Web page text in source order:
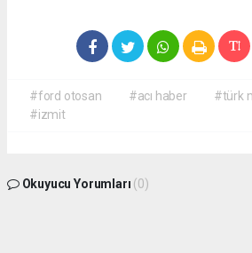
#ford otosan #acı haber #türk
#izmit
Okuyucu Yorumları (0)